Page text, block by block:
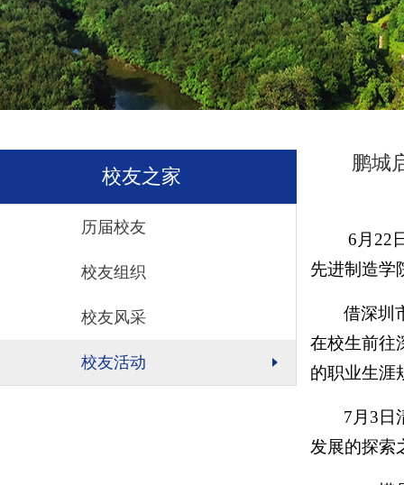
校友之家
历届校友
校友组织
校友风采
校友活动
鹏城
6月22
先进制造学
借深圳
在校生前往
的职业生涯
7月3日
发展的探索